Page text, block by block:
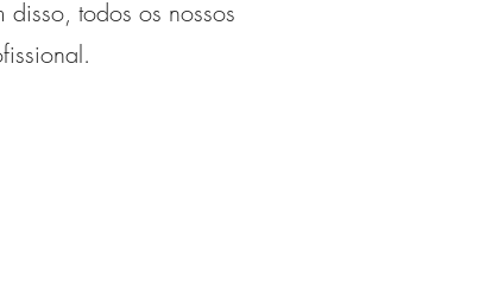
todos os nossos